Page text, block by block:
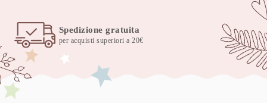
quantità
Spedizione gratuita
per acquisti superiori a 20€